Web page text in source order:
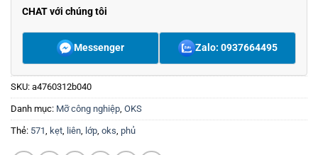
CHAT với chúng tôi
Messenger Zalo: 0937664495
SKU: a4760312b040
Danh mục: Mỡ công nghiệp OKS
Thẻ: 571 kẹt liên lớp oks phủ